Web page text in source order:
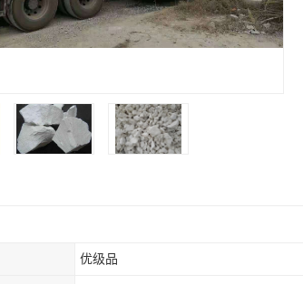
优级品